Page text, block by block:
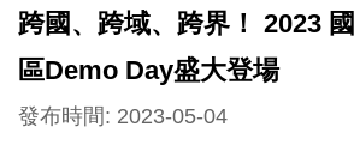
跨國、跨域、跨界！ 2023
區Demo Day盛大登場
發布時間: 2023-05-04